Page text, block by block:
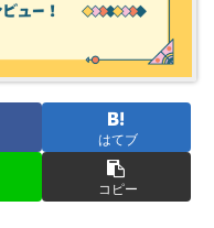
はてブ
コピー